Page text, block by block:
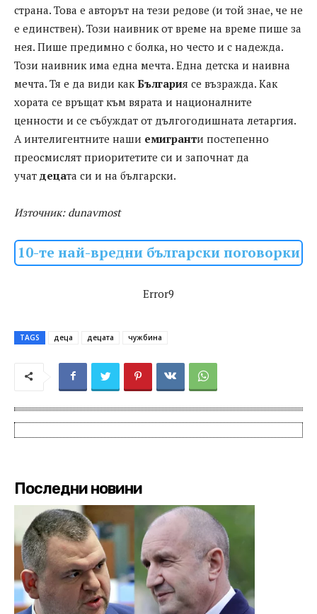
страна. Това е авторът на тези редове (и той знае, че не
е единствен). Този наивник от време на време пише за
нея. Пише предимно с болка, но често и с надежда.
Този наивник има една мечта. Една детска и наивна
мечта. Тя е да види какБългария се възражда. Как
хората се връщат към вярата и националните
ценности и се събуждат от дългогодишната летаргия.
А интелигентните наши емигранти постепенно
преосмислят приоритетите си и започнат да
учат децата си и на български.
Източник: dunavmost
10-те най-вредни български поговорки
Error9
TAGS деца децата чужбина
Последни новини